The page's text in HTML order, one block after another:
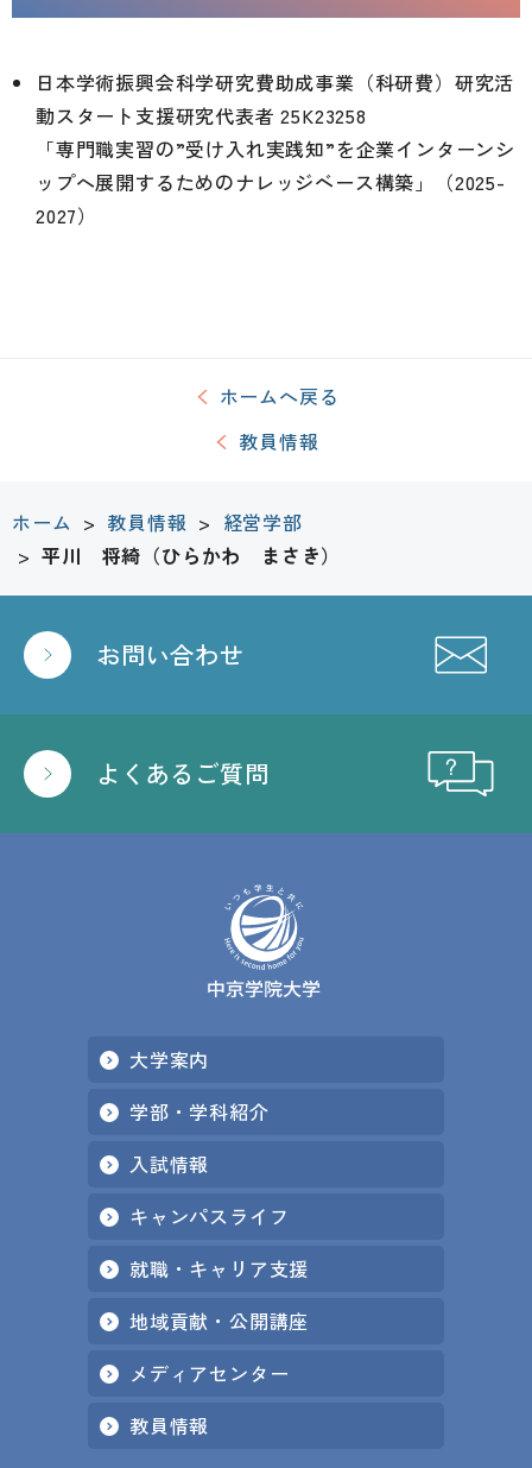
日本学術振興会科学研究費助成事業（科研費）研究活
動スタート支援研究代表者 25K23258
「専門職実習の”受け入れ実践知”を企業インターンシ
ップへ展開するためのナレッジベース構築」（2025-
2027）
教員情報
ホームへ戻る
ホーム > 教員情報 > 経営学部
>平川 将綺（ひらかわ まさき）
お問い合わせ
よくあるご質問
大学案内
学部・学科紹介
入試情報
キャンパスライフ
就職・キャリア支援
地域貢献・公開講座
メディアセンター
教員情報